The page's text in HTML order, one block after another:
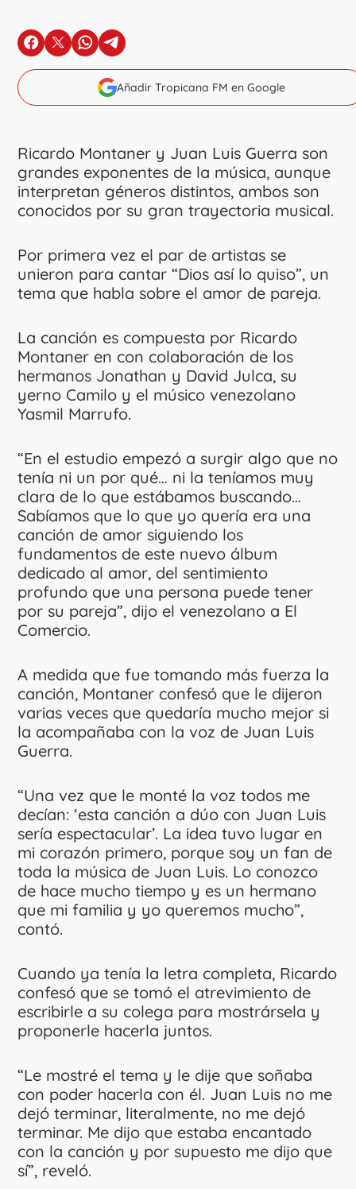
en Facebook
en Xen Whatsapp
en Telegram
Añadir Tropicana FM en Google
Ricardo Montaner y Juan Luis Guerra son
grandes exponentes de la música, aunque
interpretan géneros distintos, ambos son
conocidos por su gran trayectoria musical.
Por primera vez el par de artistas se
unieron para cantar “Dios así lo quiso”, un
tema que habla sobre el amor de pareja.
La canción es compuesta por Ricardo
Montaner en con colaboración de los
hermanos Jonathan y David Julca, su
yerno Camilo y el músico venezolano
Yasmil Marrufo.
“En el estudio empezó a surgir algo que no
tenía ni un por qué… ni la teníamos muy
clara de lo que estábamos buscando…
Sabíamos que lo que yo quería era una
canción de amor siguiendo los
fundamentos de este nuevo álbum
dedicado al amor, del sentimiento
profundo que una persona puede tener
por su pareja”, dijo el venezolano a El
Comercio.
A medida que fue tomando más fuerza la
canción, Montaner confesó que le dijeron
varias veces que quedaría mucho mejor si
la acompañaba con la voz de Juan Luis
Guerra.
“Una vez que le monté la voz todos me
decían: ‘esta canción a dúo con Juan Luis
sería espectacular’. La idea tuvo lugar en
mi corazón primero, porque soy un fan de
toda la música de Juan Luis. Lo conozco
de hace mucho tiempo y es un hermano
que mi familia y yo queremos mucho”,
contó.
Cuando ya tenía la letra completa, Ricardo
confesó que se tomó el atrevimiento de
escribirle a su colega para mostrársela y
proponerle hacerla juntos.
“Le mostré el tema y le dije que soñaba
con poder hacerla con él. Juan Luis no me
dejó terminar, literalmente, no me dejó
terminar. Me dijo que estaba encantado
con la canción y por supuesto me dijo que
sí”, reveló.